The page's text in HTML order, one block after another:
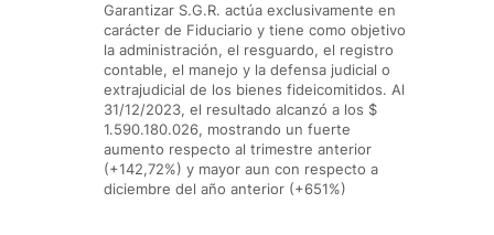
Garantizar S.G.R. actúa exclusivamente en
carácter de Fiduciario y tiene como objetivo
la administración, el resguardo, el registro
contable, el manejo y la defensa judicial o
extrajudicial de los bienes fideicomitidos. Al
31/12/2023, el resultado alcanzó a los $
1.590.180.026, mostrando un fuerte
aumento respecto al trimestre anterior
(+142,72%) y mayor aun con respecto a
diciembre del año anterior (+651%)